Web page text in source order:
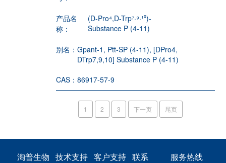
产品名
称：
(D-Pro⁴,D-Trp⁷·⁹·¹⁰)-
Substance P (4-11)
别名：Gpant-1, Ptt-SP (4-11), [DPro4,
DTrp7,9,10] Substance P (4-11)
CAS：86917-57-9
1 2 3 下一页 尾页
淘普生物 技术支持 客户支持 联系 服务热线